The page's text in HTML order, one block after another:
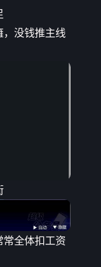
，没钱推主线
常全体扣工资